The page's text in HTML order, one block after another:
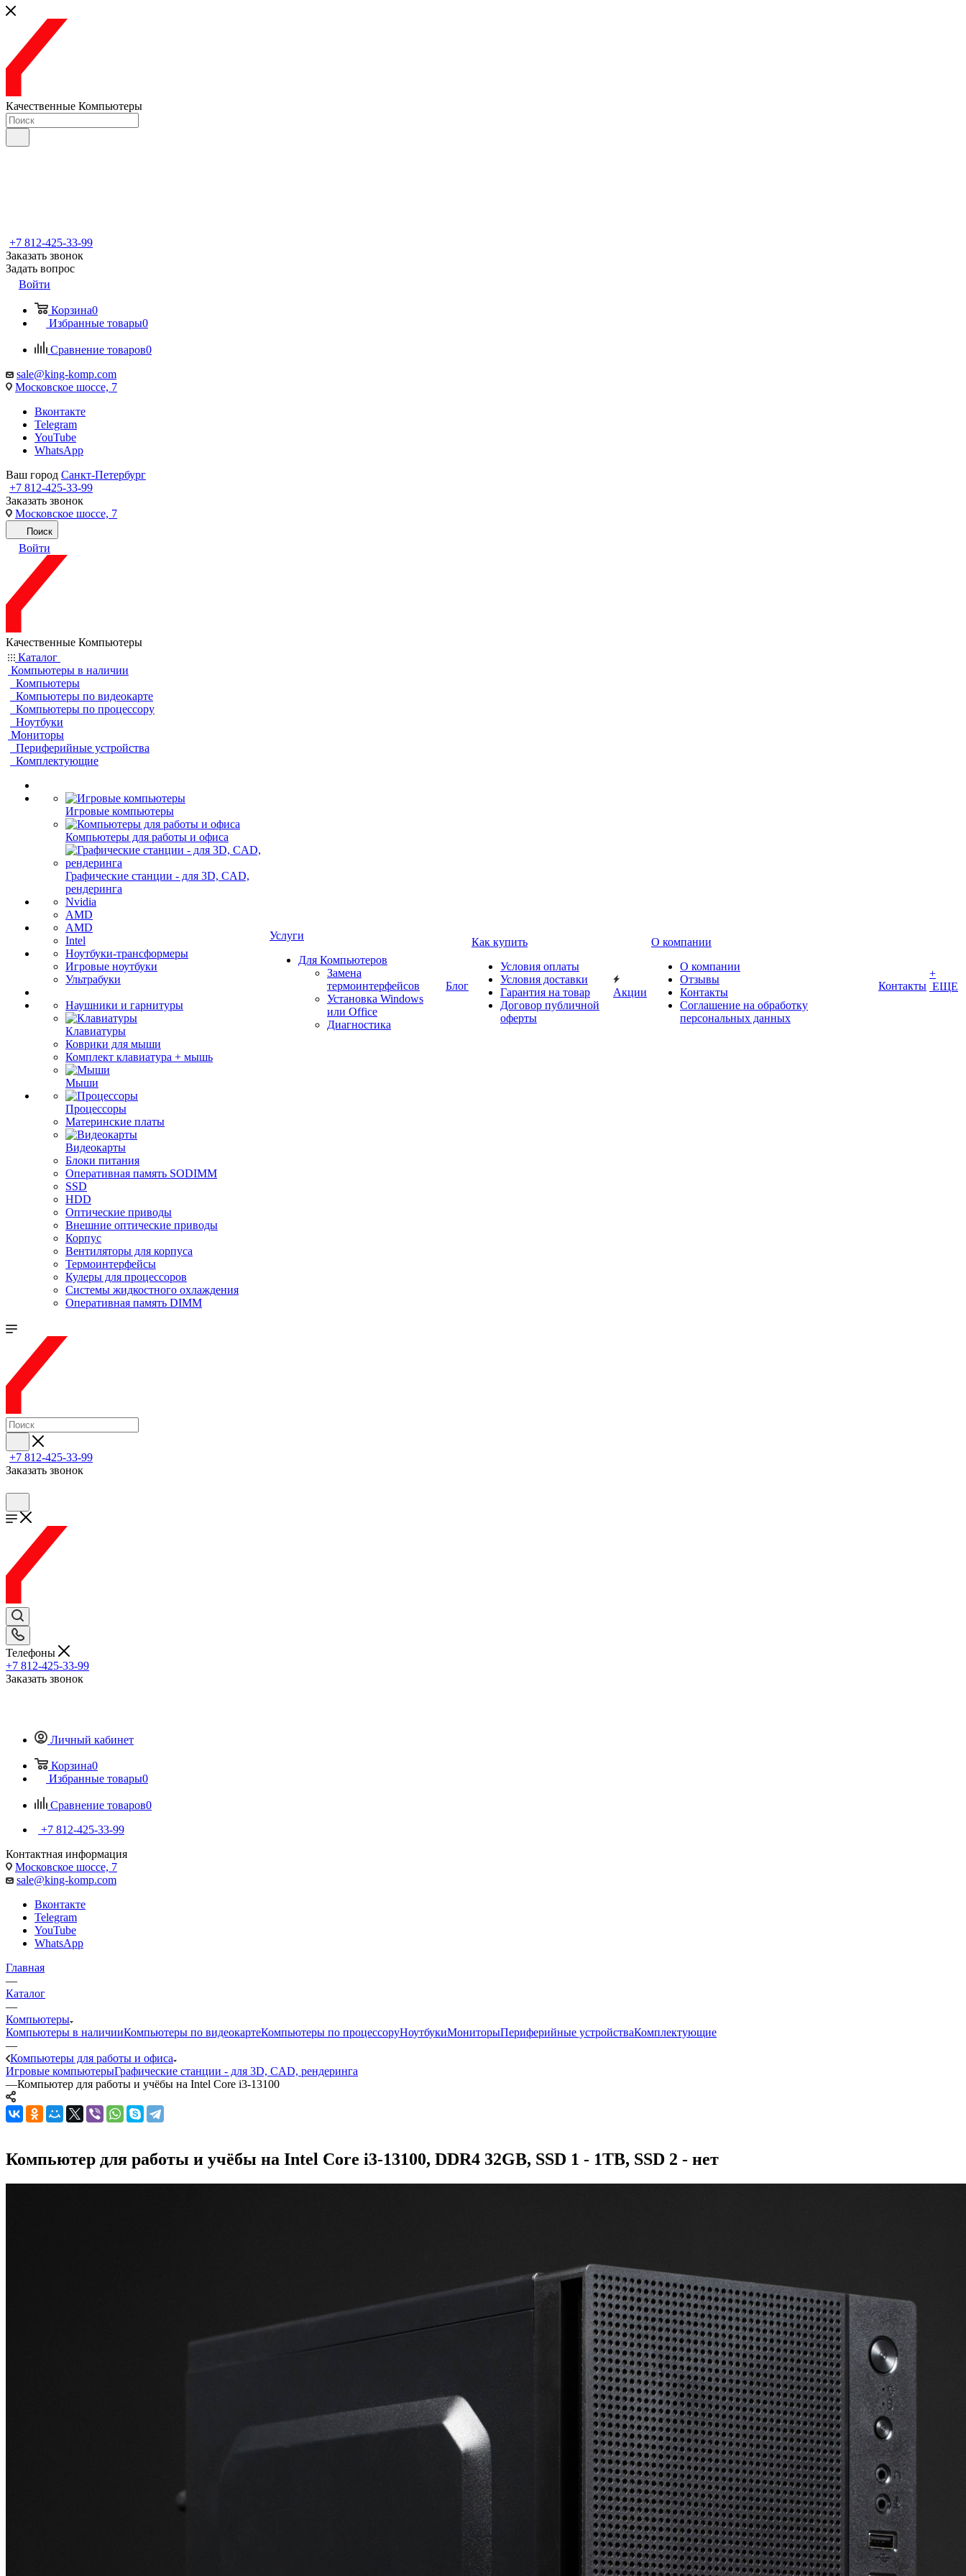
Качественные Компьютеры
+7 812-425-33-99
Заказать звонок
Задать вопрос
Войти
Корзина0
Избранные товары0
Сравнение товаров0
sale@king-komp.com
Московское шоссе, 7
Вконтакте
Telegram
YouTube
WhatsApp
Ваш город Санкт-Петербург
+7 812-425-33-99
Заказать звонок
Московское шоссе, 7
Поиск
Войти
Качественные Компьютеры
Каталог
Компьютеры в наличии
Компьютеры
Компьютеры по видеокарте
Компьютеры по процессору
Ноутбуки
Мониторы
Периферийные устройства
Комплектующие
Игровые компьютеры
Компьютеры для работы и офиса
Графические станции - для 3D, CAD,
рендеринга
Nvidia
AMD
AMD
Intel
Ноутбуки-трансформеры
Игровые ноутбуки
Ультрабуки
Наушники и гарнитуры
Клавиатуры
Коврики для мыши
Комплект клавиатура + мышь
Мыши
Процессоры
Материнские платы
Видеокарты
Блоки питания
Оперативная память SODIMM
SSD
HDD
Оптические приводы
Внешние оптические приводы
Корпус
Вентиляторы для корпуса
Термоинтерфейсы
Кулеры для процессоров
Системы жидкостного охлаждения
Оперативная память DIMM
Услуги
Для Компьютеров
Замена
термоинтерфейсов
Установка Windows
или Office
Диагностика
Блог
Как купить
Условия оплаты
Условия доставки
Гарантия на товар
Договор публичной
оферты
Акции
О компании
О компании
Отзывы
Контакты
Соглашение на обработку
персональных данных
Контакты
+
ЕЩЕ
+7 812-425-33-99
Заказать звонок
Телефоны
+7 812-425-33-99
Заказать звонок
Личный кабинет
Корзина0
Избранные товары0
Сравнение товаров0
+7 812-425-33-99
Контактная информация
Московское шоссе, 7
sale@king-komp.com
Вконтакте
Telegram
YouTube
WhatsApp
Главная
—
Каталог
—
Компьютеры
Компьютеры в наличииКомпьютеры по видеокартеКомпьютеры по процессоруНоутбукиМониторыПериферийные устройстваКомплектующие
—
Компьютеры для работы и офиса
Игровые компьютерыГрафические станции - для 3D, CAD, рендеринга
—Компьютер для работы и учёбы на Intel Core i3-13100
Компьютер для работы и учёбы на Intel Core i3-13100, DDR4 32GB, SSD 1 - 1TB, SSD 2 - нет